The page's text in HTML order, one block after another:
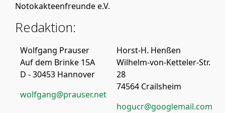
Notokakteenfreunde e.V.
Redaktion:
Wolfgang Prauser
Auf dem Brinke 15A
D - 30453 Hannover
wolfgang@prauser.net
Horst-H. Henßen
Wilhelm-von-Ketteler-Str.
28
74564 Crailsheim
hogucr@googlemail.com